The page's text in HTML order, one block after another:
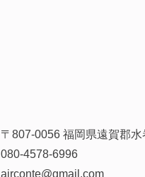
〒807-0056 福岡県遠賀郡
080-4578-6996
airconte@gmail.com